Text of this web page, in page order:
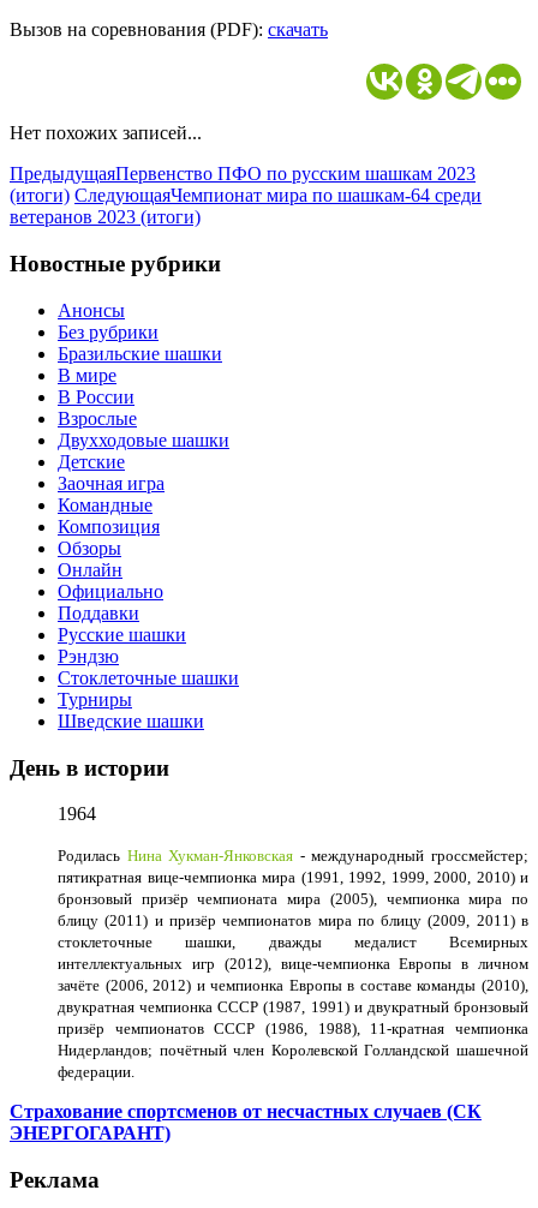
Вызов на соревнования (PDF): скачать
Нет похожих записей...
ПредыдущаяПервенство ПФО по русским шашкам 2023
(итоги) СледующаяЧемпионат мира по шашкам-64 среди
ветеранов 2023 (итоги)
Новостные рубрики
Анонсы
Без рубрики
Бразильские шашки
В мире
В России
Взрослые
Двухходовые шашки
Детские
Заочная игра
Командные
Композиция
Обзоры
Онлайн
Официально
Поддавки
Русские шашки
Рэндзю
Стоклеточные шашки
Турниры
Шведские шашки
День в истории
1964
Родилась Нина Хукман-Янковская - международный гроссмейстер;
пятикратная вице-чемпионка мира (1991, 1992, 1999, 2000, 2010) и
бронзовый призёр чемпионата мира (2005), чемпионка мира по
блицу (2011) и призёр чемпионатов мира по блицу (2009, 2011) в
стоклеточные шашки, дважды медалист Всемирных
интеллектуальных игр (2012), вице-чемпионка Европы в личном
зачёте (2006, 2012) и чемпионка Европы в составе команды (2010),
двукратная чемпионка СССР (1987, 1991) и двукратный бронзовый
призёр чемпионатов СССР (1986, 1988), 11-кратная чемпионка
Нидерландов; почётный член Королевской Голландской шашечной
федерации.
Страхование спортсменов от несчастных случаев (СК
ЭНЕРГОГАРАНТ)
Реклама